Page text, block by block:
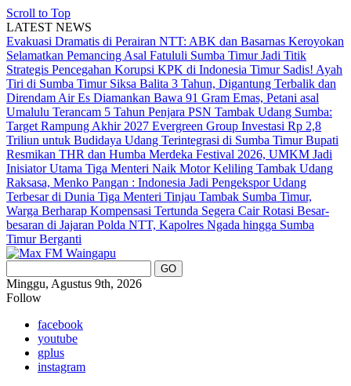
Scroll to Top
LATEST NEWS
Evakuasi Dramatis di Perairan NTT: ABK dan Basarnas Keroyokan
Selamatkan Pemancing Asal Fatululi Sumba Timur Jadi Titik
Strategis Pencegahan Korupsi KPK di Indonesia Timur Sadis! Ayah
Tiri di Sumba Timur Siksa Balita 3 Tahun, Digantung Terbalik dan
Direndam Air Es Diamankan Bawa 91 Gram Emas, Petani asal
Umalulu Terancam 5 Tahun Penjara PSN Tambak Udang Sumba:
Target Rampung Akhir 2027 Evergreen Group Investasi Rp 2,8
Triliun untuk Budidaya Udang Terintegrasi di Sumba TimurBupati
Resmikan THR dan Humba Merdeka Festival 2026, UMKM Jadi
Inisiator Utama Tiga Menteri Naik Motor Keliling Tambak Udang
Raksasa, Menko Pangan : Indonesia Jadi Pengekspor Udang
Terbesar di Dunia Tiga Menteri Tinjau Tambak Sumba Timur,
Warga Berharap Kompensasi Tertunda Segera CairRotasi Besar-
besaran di Jajaran Polda NTT, Kapolres Ngada hingga Sumba
Timur Berganti
Minggu, Agustus 9th, 2026
Follow
facebook
youtube
gplus
instagram